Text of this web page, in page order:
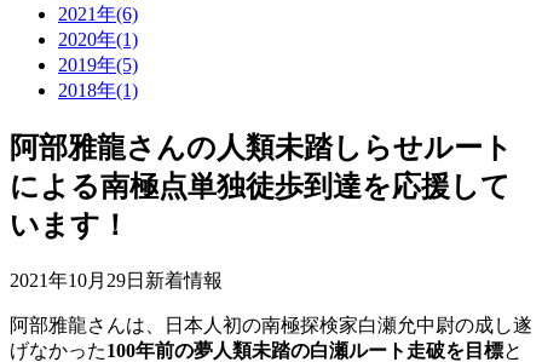
2021年(6)
2020年(1)
2019年(5)
2018年(1)
阿部雅龍さんの人類未踏しらせルート
による南極点単独徒歩到達を応援して
います！
2021年10月29日 新着情報
阿部雅龍さんは、日本人初の南極探検家白瀬允中尉の成し遂
げなかった100年前の夢人類未踏の白瀬ルート走破を目標と